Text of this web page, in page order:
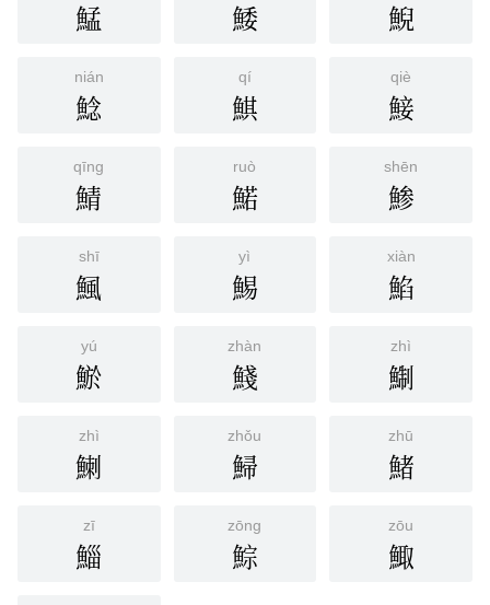
鯭 鯘 鯢
nián
鯰
qí
鯕
qiè
鯜
qīng
鯖
ruò
鰙
shēn
鯵
shī
鯴
yì
鯣
xiàn
䱤
yú
鯲
zhàn
䱠
zhì
鯯
zhì
䱨
zhǒu
鯞
zhū
鯺
zī
鯔
zōng
鯮
zōu
鯫